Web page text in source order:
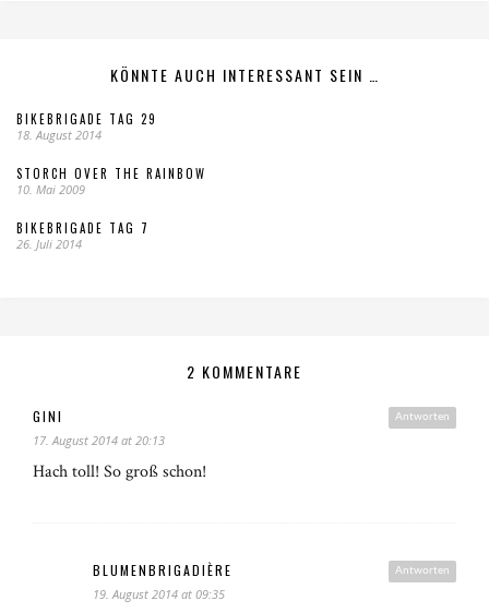
KÖNNTE AUCH INTERESSANT SEIN …
BIKEBRIGADE TAG 29
18. August 2014
STORCH OVER THE RAINBOW
10. Mai 2009
BIKEBRIGADE TAG 7
26. Juli 2014
2 KOMMENTARE
Antworten
GINI
17. August 2014 at 20:13
Hach toll! So groß schon!
Antworten
BLUMENBRIGADIÈRE
19. August 2014 at 09:35